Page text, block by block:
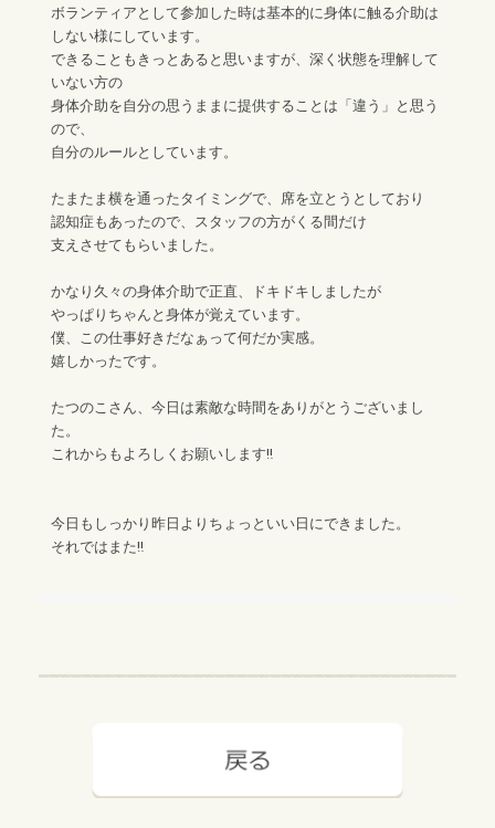
ボランティアとして参加した時は基本的に身体に触る介助は
しない様にしています。
できることもきっとあると思いますが、深く状態を理解して
いない方の
身体介助を自分の思うままに提供することは「違う」と思う
ので、
自分のルールとしています。
たまたま横を通ったタイミングで、席を立とうとしており
認知症もあったので、スタッフの方がくる間だけ
支えさせてもらいました。
かなり久々の身体介助で正直、ドキドキしましたが
やっぱりちゃんと身体が覚えています。
僕、この仕事好きだなぁって何だか実感。
嬉しかったです。
たつのこさん、今日は素敵な時間をありがとうございまし
た。
これからもよろしくお願いします‼︎
今日もしっかり昨日よりちょっといい日にできました。
それではまた‼︎